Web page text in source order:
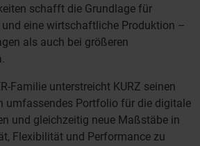
schafft die Grundlage für
eine wirtschaftliche Produktion –
als auch bei größeren
Familie unterstreicht KURZ seinen
umfassendes Portfolio für die digitale
und gleichzeitig neue Maßstäbe in
Flexibilität und Performance zu